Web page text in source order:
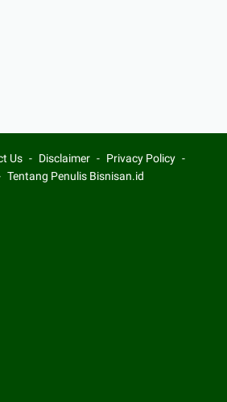
Us Disclaimer
Privacy Policy
Tentang Penulis Bisnisan.id